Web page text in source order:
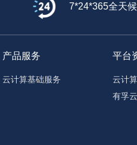
7*24*365全天
产品服务
云计算基础服务
平台
云计
有孚云